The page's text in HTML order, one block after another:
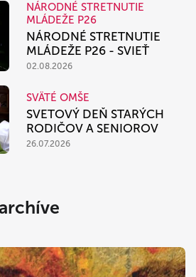
NÁRODNÉ STRETNUTIE
MLÁDEŽE P26
NÁRODNÉ STRETNUTIE
MLÁDEŽE P26 - SVIEŤ
02.08.2026
SVÄTÉ OMŠE
SVETOVÝ DEŇ STARÝCH
RODIČOV A SENIOROV
26.07.2026